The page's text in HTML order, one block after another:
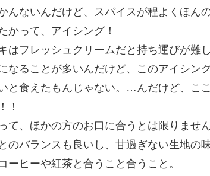
んないんだけど、スパイスが程よくほん
かって、アイシング！
はフレッシュクリームだと持ち運びが難
なることが多いんだけど、このアイシン
と食えたもんじゃない。…んだけど、こ
！
て、ほかの方のお口に合うとは限りませ
のバランスも良いし、甘過ぎない生地の
ーヒーや紅茶と合うこと合うこと。